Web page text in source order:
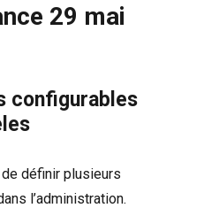
2025
29 mai
configurables
définir plusieurs
l’administration.